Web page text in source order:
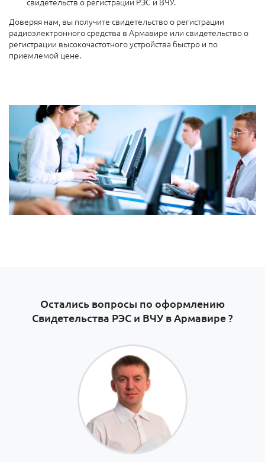
Доверяя нам, вы получите свидетельство о регистрации
радиоэлектронного средства в Армавире или свидетельство о
регистрации высокочастотного устройства быстро и по
приемлемой цене.
Остались вопросы по оформлению
Свидетельства РЭС и ВЧУ в Армавире​ ?